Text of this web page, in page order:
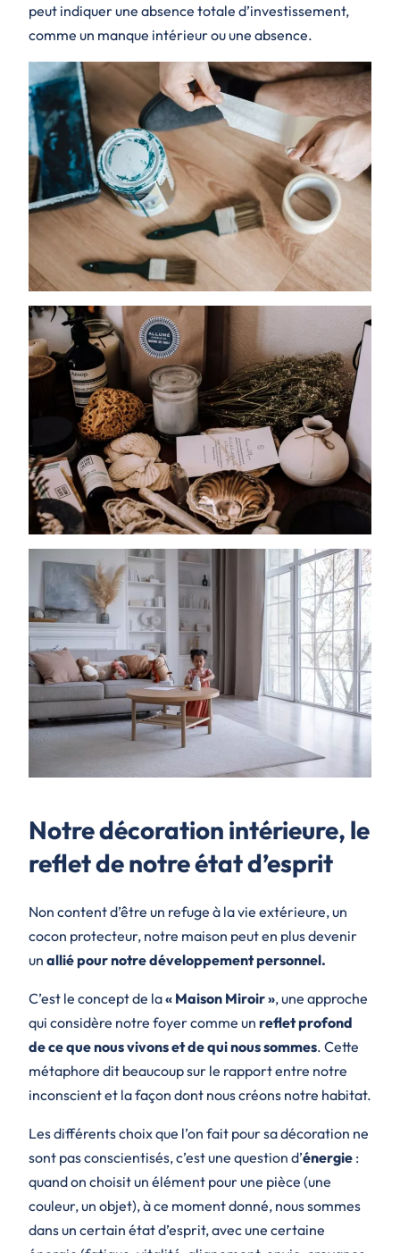
peut indiquer une absence totale d’investissement,
comme un manque intérieur ou une absence.
Notre décoration intérieure, le
reflet de notre état d’esprit
Non content d’être un refuge à la vie extérieure, un
cocon protecteur, notre maison peut en plus devenir
un allié pour notre développement personnel.
C’est le concept de la« Maison Miroir », une approche
qui considère notre foyer comme un reflet profond
de ce que nous vivonset de qui nous sommes. Cette
métaphore dit beaucoup sur le rapport entre notre
inconscient et la façon dont nous créons notre habitat.
Les différents choix que l’on fait pour sa décoration ne
sont pas conscientisés, c’est une question d’énergie :
quand on choisit un élément pour une pièce (une
couleur, un objet), à ce moment donné, nous sommes
dans un certain état d’esprit, avec une certaine